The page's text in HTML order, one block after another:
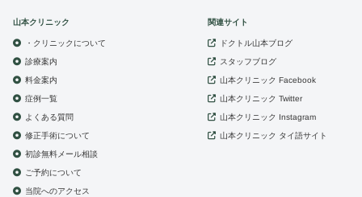
山本クリニック
・クリニックについて
診療案内
料金案内
症例一覧
よくある質問
修正手術について
初診無料メール相談
ご予約について
当院へのアクセス
関連サイト
ドクトル山本ブログ
スタッフブログ
山本クリニック Facebook
山本クリニック Twitter
山本クリニック Instagram
山本クリニック タイ語サイト